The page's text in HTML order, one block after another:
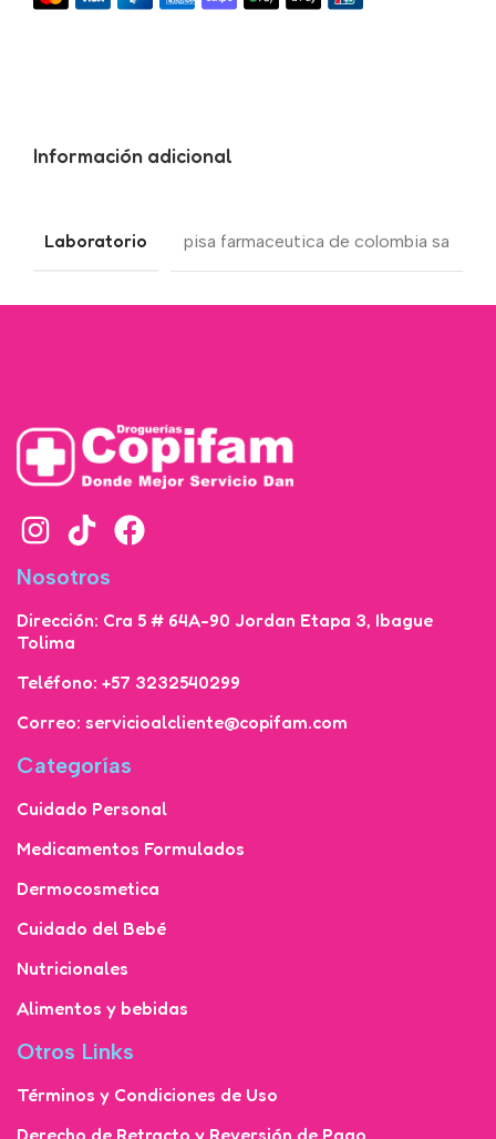
Información adicional
Laboratorio pisa farmaceutica de colombia sa
Nosotros
Dirección: Cra 5 # 64A-90 Jordan Etapa 3, Ibague
Tolima
Teléfono: +57 3232540299
Correo: servicioalcliente@copifam.com
Categorías
Cuidado Personal
Medicamentos Formulados
Dermocosmetica
Cuidado del Bebé
Nutricionales
Alimentos y bebidas
Otros Links
Términos y Condiciones de Uso
Derecho de Retracto y Reversión de Pago